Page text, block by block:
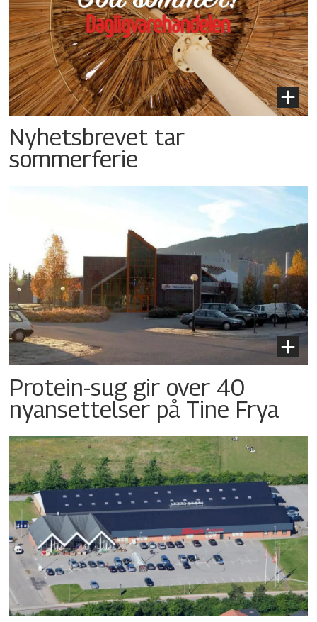
Nyhetsbrevet tar
sommerferie
Protein-sug gir over 40
nyansettelser på Tine Frya